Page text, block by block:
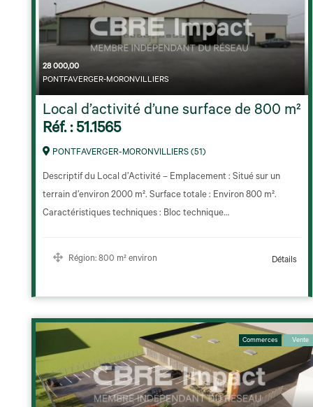
28 000,00
PONTFAVERGER-MORONVILLIERS
Local d’activité d’une surface de 800 m²
Réf. : 51.1565
PONTFAVERGER-MORONVILLIERS (51)
Descriptif du Local d’Activité – Emplacement : Situé sur un
terrain d’environ 2000 m². Surface totale : Environ 800 m².
Caractéristiques techniques : Bloc technique…
Région: 800 m² environ Détails
Vente
Commerces